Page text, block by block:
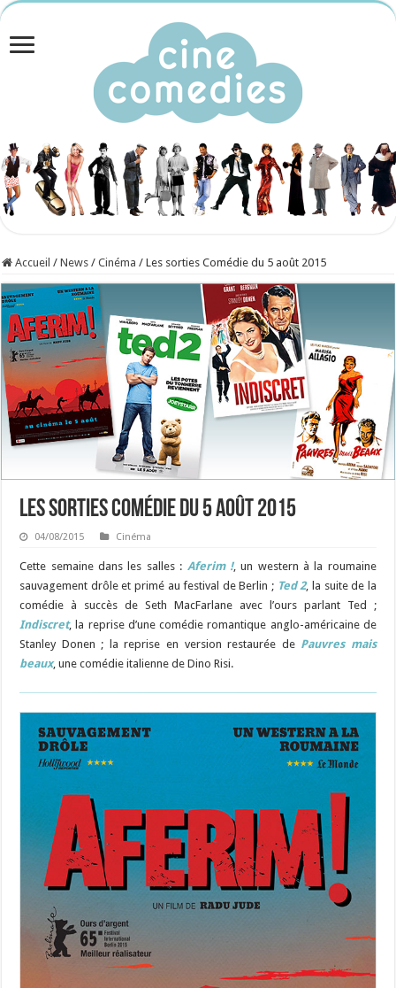
Accueil / News / Cinéma / Les sorties Comédie du 5 août 2015
Les sorties Comédie du 5 août 2015
04/08/2015 Cinéma
Cette semaine dans les salles : Aferim !, un western à la roumaine
sauvagement drôle et primé au festival de Berlin ; Ted 2, la suite de la
comédie à succès de Seth MacFarlane avec l’ours parlant Ted ;
Indiscret, la reprise d’une comédie romantique anglo-américaine de
Stanley Donen ; la reprise en version restaurée de Pauvres mais
beaux, une comédie italienne de Dino Risi.